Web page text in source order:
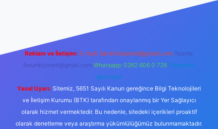
Reklam ve İletişim: E-mail: backlinkpaneli@gmail.com Teams:
forumhizmeti@gmail.com Whatsapp: 0262 606 0 726 Telegram:
@karabul
Yasal Uyarı: Sitemiz, 5651 Sayılı Kanun gereğince Bilgi Teknolojileri
ve İletişim Kurumu (BTK) tarafından onaylanmış bir Yer Sağlayıcı
olarak hizmet vermektedir. Bu nedenle, sitedeki içerikleri proaktif
olarak denetleme veya araştırma yükümlülüğümüz bulunmamaktadır.